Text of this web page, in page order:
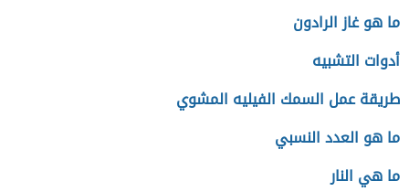
ما هو غاز الرادون
أدوات التشبيه
طريقة عمل السمك الفيليه المشوي
ما هو العدد النسبي
ما هي النار